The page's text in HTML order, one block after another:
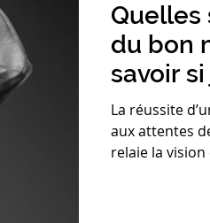
Quelles
du bon
savoir
La réussite
aux attentes de deux
relaie la vision et